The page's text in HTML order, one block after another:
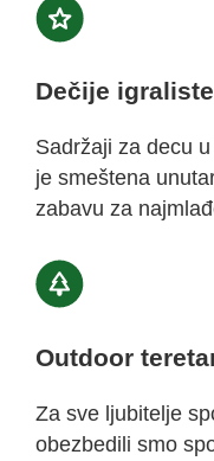
Dečije
Sadržaji za decu
je smeštena
zabavu za
Outdoor
Za sve ljubitelje
obezbedili smo